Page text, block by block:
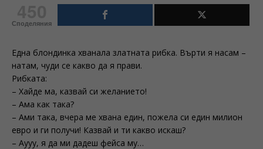
Споделяния
Една блондинка хванала златната рибка. Върти я насам –
натам, чуди се какво да я прави.
Рибката:
– Хайде ма, казвай си желанието!
– Ама как така?
– Ами така, вчера ме хвана един, пожела си един милион
евро и ги получи! Казвай и ти какво искаш?
– Аууу, я да ми дадеш фейса му…